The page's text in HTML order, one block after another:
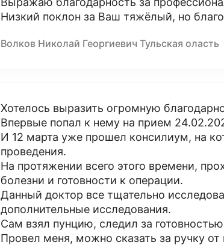
Низкий поклон за Ваш тяжёлый, но
Волков Николай Георгиевич Тульская оласть
Хотелось выразить огромную
Впервые попал к нему на прием
И 12 марта уже прошел консилиум, на
проведения.
На протяжении всего этого времени,
болезни и готовности к операции.
Данный доктор все тщательно
дополнительные исследования.
Сам взял пунцию, следил за готовностью
Провел меня, можно сказать за ручку